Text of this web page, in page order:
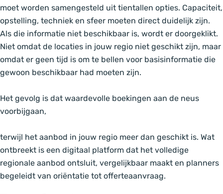
moet worden samengesteld uit tientallen opties. Capaciteit,
opstelling, techniek en sfeer moeten direct duidelijk zijn.
Als die informatie niet beschikbaar is, wordt er doorgeklikt.
Niet omdat de locaties in jouw regio niet geschikt zijn, maar
omdat er geen tijd is om te bellen voor basisinformatie die
gewoon beschikbaar had moeten zijn.
Het gevolg is dat waardevolle boekingen aan de neus
voorbijgaan,
terwijl het aanbod in jouw regio meer dan geschikt is. Wat
ontbreekt is een digitaal platform dat het volledige
regionale aanbod ontsluit, vergelijkbaar maakt en planners
begeleidt van oriëntatie tot offerteaanvraag.